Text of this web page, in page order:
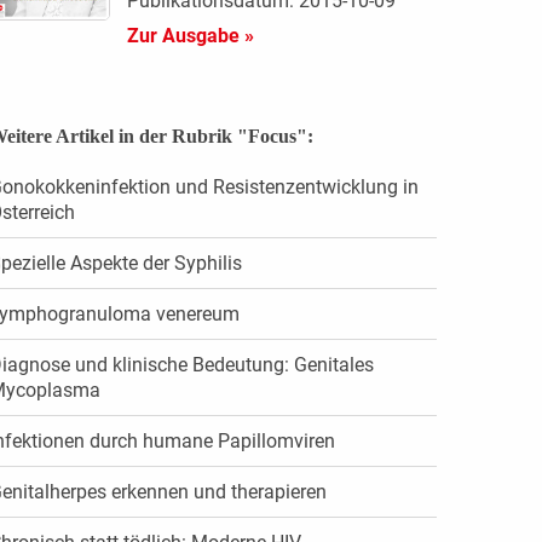
Zur Ausgabe »
Artikel in der Rubrik "Focus":
und Resistenzentwicklung in
Aspekte der Syphilis
venereum
und klinische Bedeutung: Genitales
durch humane Papillomviren
erkennen und therapieren